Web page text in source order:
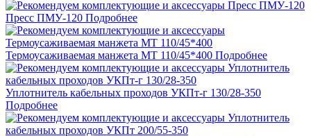
Пресс ПМУ-120 Подробнее
Термоусаживаемая манжета МТ 110/45*400 Подробнее
Уплотнитель кабельных проходов УКПт-г 130/28-350
Подробнее